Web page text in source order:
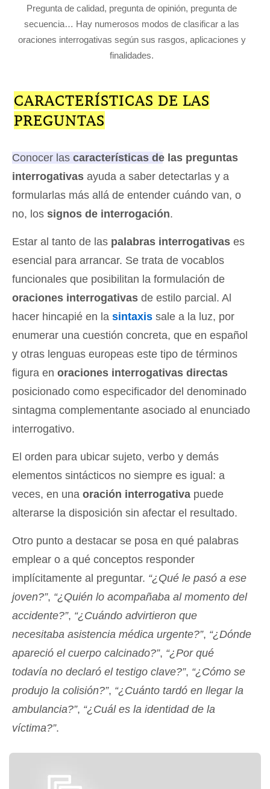
Pregunta de calidad, pregunta de opinión, pregunta de
secuencia… Hay numerosos modos de clasificar a las
oraciones interrogativas según sus rasgos, aplicaciones y
finalidades.
CARACTERÍSTICAS DE LAS
PREGUNTAS
Conocer las características de las preguntas
interrogativas ayuda a saber detectarlas y a
formularlas más allá de entender cuándo van, o
no, los signos de interrogación.
Estar al tanto de las palabras interrogativas es
esencial para arrancar. Se trata de vocablos
funcionales que posibilitan la formulación de
oraciones interrogativas de estilo parcial. Al
hacer hincapié en la sintaxis sale a la luz, por
enumerar una cuestión concreta, que en español
y otras lenguas europeas este tipo de términos
figura en oraciones interrogativas directas
posicionado como especificador del denominado
sintagma complementante asociado al enunciado
interrogativo.
El orden para ubicar sujeto, verbo y demás
elementos sintácticos no siempre es igual: a
veces, en una oración interrogativa puede
alterarse la disposición sin afectar el resultado.
Otro punto a destacar se posa en qué palabras
emplear o a qué conceptos responder
implícitamente al preguntar. “¿Qué le pasó a ese
joven?”, “¿Quién lo acompañaba al momento del
accidente?”, “¿Cuándo advirtieron que
necesitaba asistencia médica urgente?”, “¿Dónde
apareció el cuerpo calcinado?”, “¿Por qué
todavía no declaró el testigo clave?”, “¿Cómo se
produjo la colisión?”, “¿Cuánto tardó en llegar la
ambulancia?”, “¿Cuál es la identidad de la
víctima?”.